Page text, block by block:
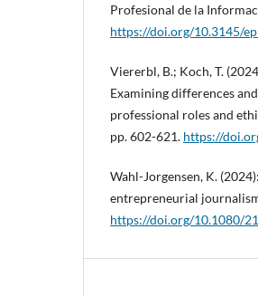
Profesional de la
https://doi.org/10.3145/
Viererbl, B.; Koch, T.
Examining differences
professional roles and
pp. 602-621. https://
Wahl-Jorgensen, K.
entrepreneurial
https://doi.org/10.1080/